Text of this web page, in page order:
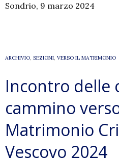
Sondrio, 9 marzo 2024
ARCHIVIO, SEZIONI, VERSO IL MATRIMONIO
Incontro delle
cammino
Matrimonio
Vescovo 2024